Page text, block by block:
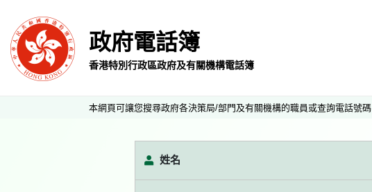
政府電話簿
香港特別行政區政府及有關機構電話簿
本網頁可讓您搜尋政府各決策局/部門及有關機構的職員或查詢電話號碼
姓名